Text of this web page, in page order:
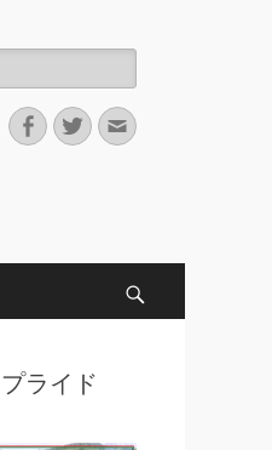
Facebook
Twitter
メ
ー
ライド